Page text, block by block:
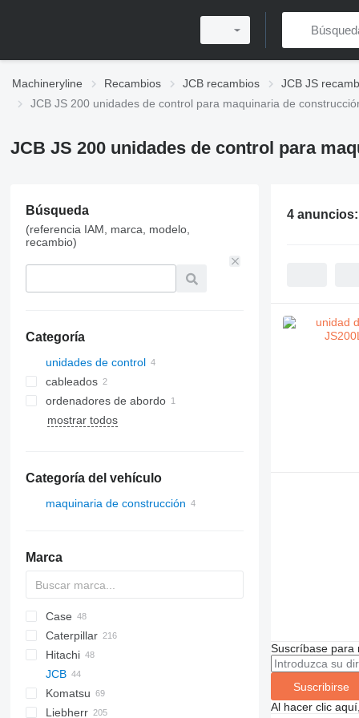
Machineryline Recambios JCB recambios
JCB JS
JCB JS 200 unidades de control para maquinaria de
JCB JS 200 unidades de control para
Búsqueda
(referencia IAM, marca, modelo,
recambio)
Categoría
unidades de control
cableados
ordenadores de abordo
mostrar todos
Categoría del vehículo
maquinaria de construcción
Marca
AZ
1604
BM
BB
753
763
873
T series
Case
CX
Caterpillar
12M
120
140
160
C-series
AC
CC
HC
TC
DH
DX
EX
FH
AL
AT
GMK
RT
HMK
Hitachi
EX
LX
ZW
R-series
Robex
JCB
3CX
4CX
310 K
310S K
SK
Komatsu
D series
Liebherr
4
Suscríbase para
Suscribirse
Al hacer clic